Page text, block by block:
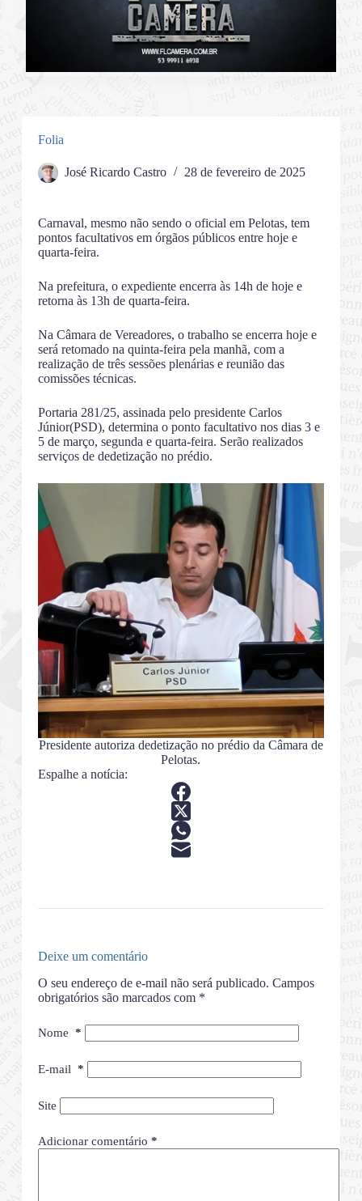
Folia
José Ricardo Castro 28 de fevereiro de 2025
Carnaval, mesmo não sendo o oficial em Pelotas, tem
pontos facultativos em órgãos públicos entre hoje e
quarta-feira.
Na prefeitura, o expediente encerra às 14h de hoje e
retorna às 13h de quarta-feira.
Na Câmara de Vereadores, o trabalho se encerra hoje e
será retomado na quinta-feira pela manhã, com a
realização de três sessões plenárias e reunião das
comissões técnicas.
Portaria 281/25, assinada pelo presidente Carlos
Júnior(PSD), determina o ponto facultativo nos dias 3 e
5 de março, segunda e quarta-feira. Serão realizados
serviços de dedetização no prédio.
Presidente autoriza dedetização no prédio da Câmara de
Pelotas.
Espalhe a notícia:
Deixe um comentário
O seu endereço de e-mail não será publicado. Campos
obrigatórios são marcados com *
Nome *
E-mail *
Site
Adicionar comentário *